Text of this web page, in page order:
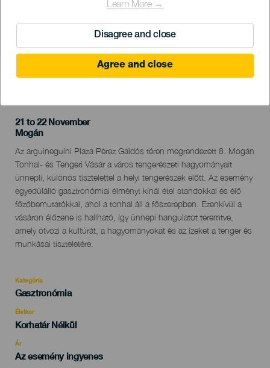
Learn More →
Disagree and close
Agree and close
21 to 22 November
Localidad
Mogán
Descripción
del
evento
Az arguineguíni Plaza Pérez Galdós téren megrendezett 8. Mogán
Tonhal- és Tengeri Vásár a város tengerészeti hagyományait
ünnepli, különös tisztelettel a helyi tengerészek előtt. Az esemény
egyedülálló gasztronómiai élményt kínál étel standokkal és élő
főzőbemutatókkal, ahol a tonhal áll a főszerepben. Ezenkívül a
vásáron élőzene is hallható, így ünnepi hangulatot teremtve,
amely ötvözi a kultúrát, a hagyományokat és az ízeket a tenger és
munkásai tiszteletére.
Kategória
Categoría
evento
Gasztronómia
Életkor
Edad
Korhatár Nélkül
Ár
Az esemény ingyenes